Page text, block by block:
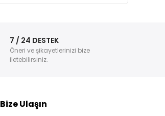
7 / 24 DESTEK
Öneri ve şikayetlerinizi bize
iletebilirsiniz.
Bize Ulaşın